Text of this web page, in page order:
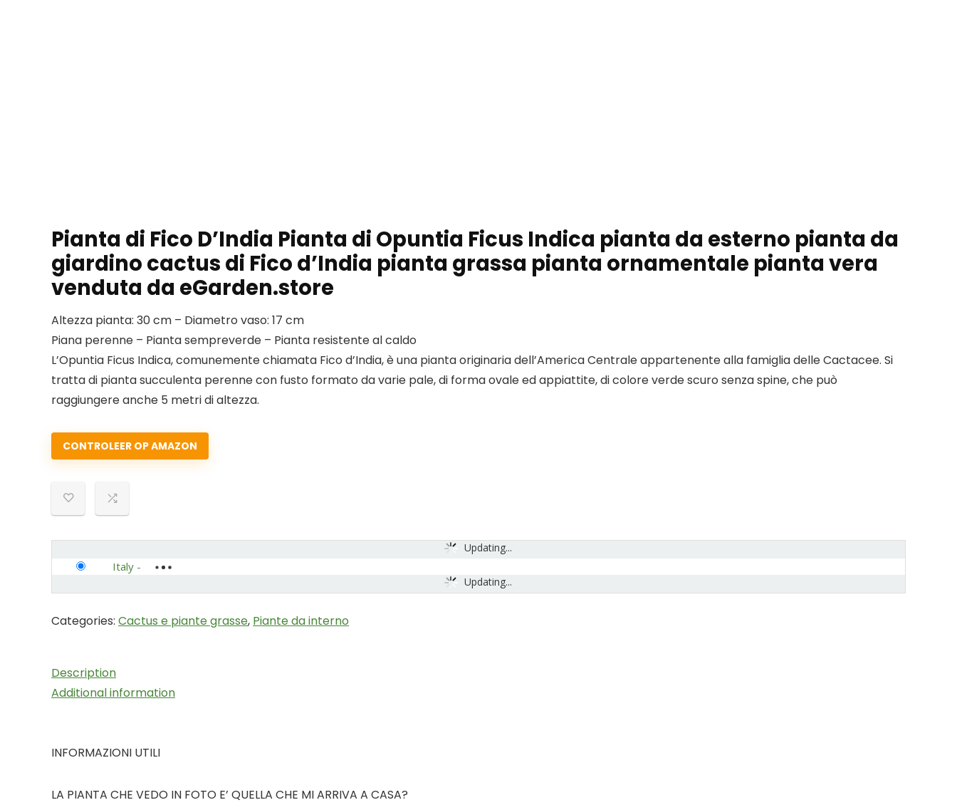
Pianta di Fico D’India Pianta di Opuntia Ficus Indica pianta da esterno pianta da
giardino cactus di Fico d’India pianta grassa pianta ornamentale pianta vera
venduta da eGarden.store
Altezza pianta: 30 cm – Diametro vaso: 17 cm
Piana perenne – Pianta sempreverde – Pianta resistente al caldo
L’Opuntia Ficus Indica, comunemente chiamata Fico d’India, è una pianta originaria dell’America Centrale appartenente alla famiglia delle Cactacee. Si
tratta di pianta succulenta perenne con fusto formato da varie pale, di forma ovale ed appiattite, di colore verde scuro senza spine, che può
raggiungere anche 5 metri di altezza.
CONTROLEER OP AMAZON
Updating...
Updating...
Italy -
Categories: Cactus e piante grasse, Piante da interno
Description
Additional information
INFORMAZIONI UTILI
LA PIANTA CHE VEDO IN FOTO E’ QUELLA CHE MI ARRIVA A CASA?